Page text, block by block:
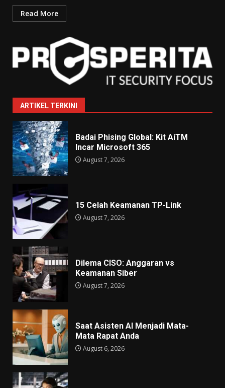
Read More
ARTIKEL TERKINI
Badai Phising Global: Kit AiTM
Incar Microsoft 365
August 7, 2026
15 Celah Keamanan TP-Link
August 7, 2026
Dilema CISO: Anggaran vs
Keamanan Siber
August 7, 2026
Saat Asisten AI Menjadi Mata-
Mata Rapat Anda
August 6, 2026